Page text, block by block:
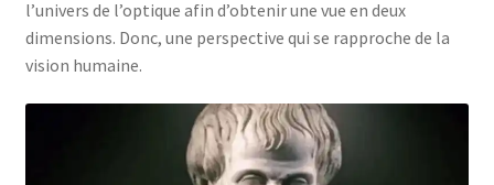
l’univers de l’optique afin d’obtenir une vue en deux
dimensions. Donc, une perspective qui se rapproche de la
vision humaine.